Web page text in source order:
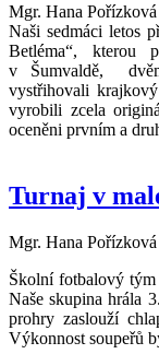
Mgr. Hana Pořízková
Naši sedmáci letos
Betléma“, kterou
v Šumvaldě,
vystřihovali
vyrobili zcela
oceněni prvním a
Turnaj v
Mgr. Hana Pořízková
Školní fotbalový tým
Naše skupina hrála
prohry zaslouží
Výkonnost soupeřů